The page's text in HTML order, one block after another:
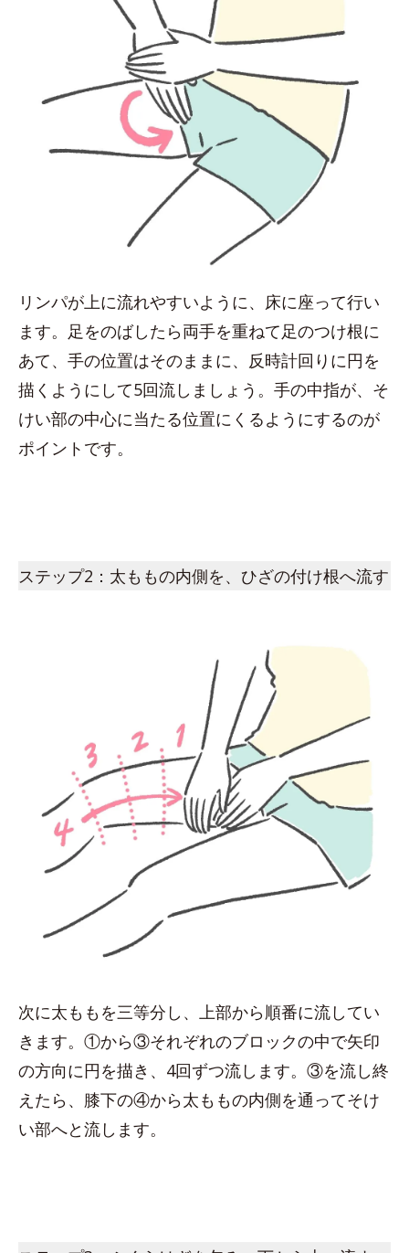
リンパが上に流れやすいように、床に座って行い
ます。足をのばしたら両手を重ねて足のつけ根に
あて、手の位置はそのままに、反時計回りに円を
描くようにして5回流しましょう。手の中指が、そ
けい部の中心に当たる位置にくるようにするのが
ポイントです。
ステップ2：太ももの内側を、ひざの付け根へ流す
次に太ももを三等分し、上部から順番に流してい
きます。①から③それぞれのブロックの中で矢印
の方向に円を描き、4回ずつ流します。③を流し終
えたら、膝下の④から太ももの内側を通ってそけ
い部へと流します。